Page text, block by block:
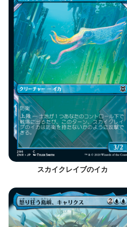
スカイクレイブのイカ